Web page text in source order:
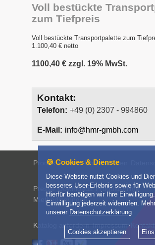
Voll bestückte
zum Tiefpreis
Voll bestückte Transportpalette zum
1.100,40 € netto
1100,40 € zzgl. 19% MwSt.
Kontakt:
Telefon: +49 (0) 2307 - 994860
E-Mail: info@hmr-gmbh.com
Produkte News Unternehmen
Presse Downloads Produkt-Filme
Mietbedingungen
Katalog anfordern Impressum Kontakt
🍪 Cookies & Dienste
Diese Website nutzt Cookies und
besseres User-Erlebnis sowie für
Hierfür benötigen wir Ihre
Einwilligung jederzeit widerrufen.
unserer Datenschutzerklärung
Cookies akzeptieren